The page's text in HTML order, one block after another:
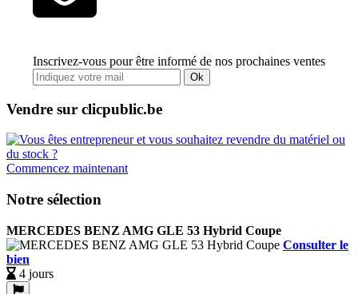
Inscrivez-vous pour être informé de nos prochaines ventes
Ok
Vendre sur clicpublic.be
Commencez maintenant
Notre sélection
MERCEDES BENZ AMG GLE 53 Hybrid Coupe
Consulter le
bien
4 jours